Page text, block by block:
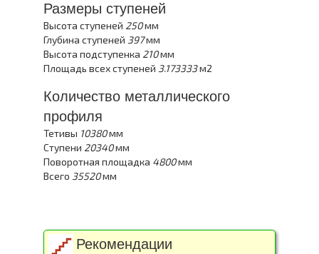
Размеры ступеней
Высота ступеней 250мм
Глубина ступеней 397мм
Высота подступенка 210мм
Площадь всех ступеней 3.173333м2
Количество металлического
профиля
Тетивы 10380мм
Ступени 20340мм
Поворотная площадка 4800мм
Всего 35520мм
Рекомендации